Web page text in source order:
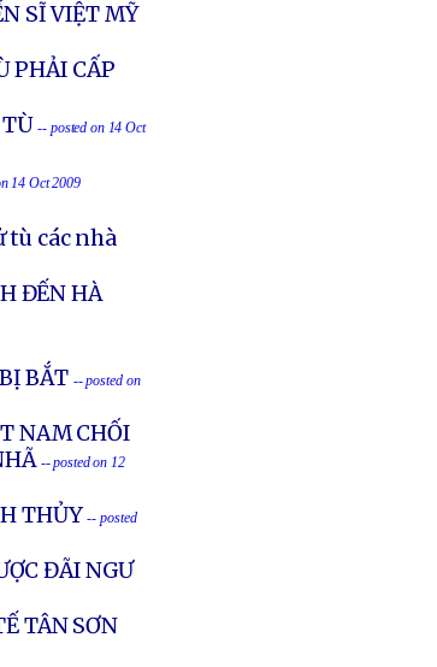
SĨ VIỆT MỸ
PHẢI CẤP
-- posted on 14 Oct
14 Oct 2009
tù các nhà
ĐẾN HÀ
BẮT -- posted on
NAM CHỐI
-- posted on 12
THỦY -- posted
ĐÃI NGƯ
TÂN SƠN